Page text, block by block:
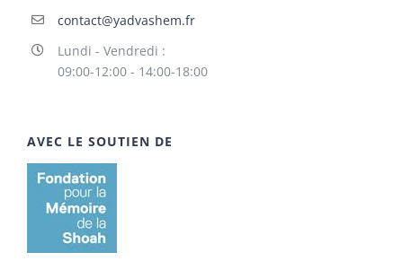
contact@yadvashem.fr
Lundi - Vendredi :
09:00-12:00 - 14:00-18:00
AVEC LE SOUTIEN DE